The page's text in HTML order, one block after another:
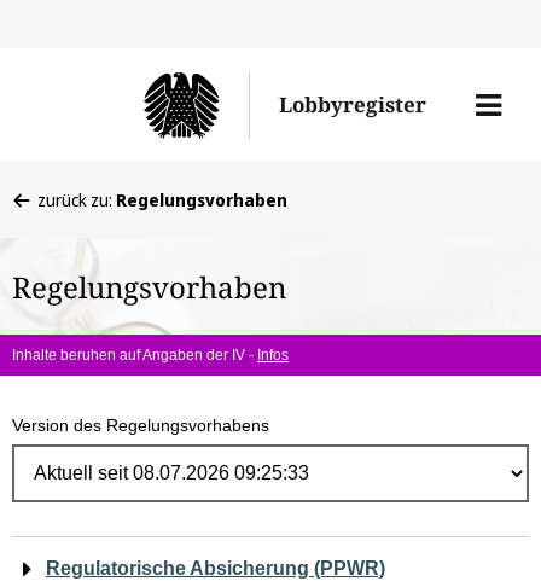
Lobbyregister
Menü
befinden
hier:
zurück zu: Regelungsvorhaben
Regelungsvorhaben
Inhalte beruhen auf Angaben der IV - Infos
Version des Regelungsvorhabens
Navigation
Regulatorische Absicherung (PPWR)